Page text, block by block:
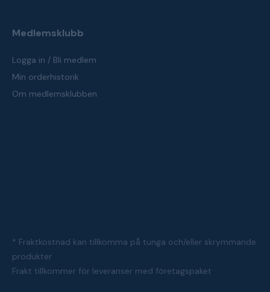
Medlemsklubb
Logga in / Bli medlem
Min orderhistorik
Om medlemsklubben
* Fraktkostnad kan tillkomma på tunga och/eller skrymmande
produkter
Frakt tillkommer för leveranser med företagspaket